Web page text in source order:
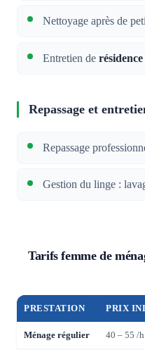
Nettoyage après de
Entretien de
Repassage et
Repassage
Gestion du linge :
Tarifs femme de
PRESTATION PRIX
Ménage régulier 40 – 55 /h